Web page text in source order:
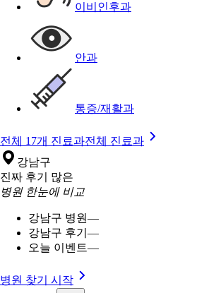
이비인후과
안과
통증/재활과
전체 17개 진료과전체 진료과
강남구
진짜 후기 많은
병원 한눈에 비교
강남구 병원—
강남구 후기 —
오늘 이벤트—
병원 찾기 시작